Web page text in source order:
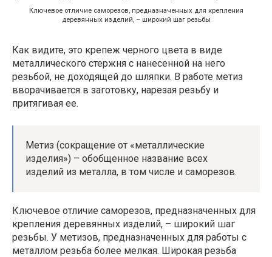
Ключевое отличие саморезов, предназначенных для крепления
деревянных изделий, – широкий шаг резьбы
Как видите, это крепеж черного цвета в виде
металлического стержня с нанесенной на него
резьбой, не доходящей до шляпки. В работе метиз
вворачивается в заготовку, нарезая резьбу и
притягивая ее.
Метиз (сокращение от «металлические
изделия») – обобщенное название всех
изделий из металла, в том числе и саморезов.
Ключевое отличие саморезов, предназначенных для
крепления деревянных изделий, – широкий шаг
резьбы. У метизов, предназначенных для работы с
металлом резьба более мелкая. Широкая резьба